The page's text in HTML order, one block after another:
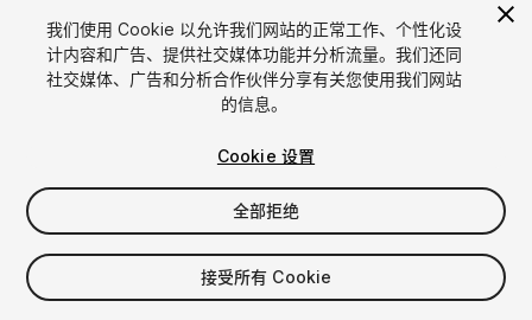
1/7
$19.99
增值税将在结算时计算
我们使用 Cookie 以允许我们网站的正常工作、个性化设
计内容和广告、提供社交媒体功能并分析流量。我们还同
社交媒体、广告和分析合作伙伴分享有关您使用我们网站
的信息。
Cookie 设置
全部拒绝
接受所有 Cookie